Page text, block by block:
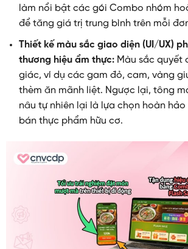
làm nổi bật các gói Combo nhóm
để tăng giá trị trung bình trên mỗi
Thiết kế màu sắc giao diện (UI/UX)
thương hiệu ẩm thực:Màu sắc quyết
giác, ví dụ các gam đỏ, cam, vàng
thèm ăn mãnh liệt. Ngược lại, tông
nâu tự nhiên lại là lựa chọn hoàn
bán thực phẩm hữu cơ.